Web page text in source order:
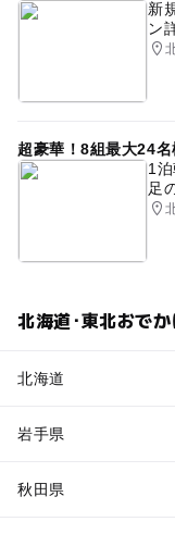
新
ン
超豪華！8組最大24
1
足
北海道･東北おで
北海道
岩手県
秋田県